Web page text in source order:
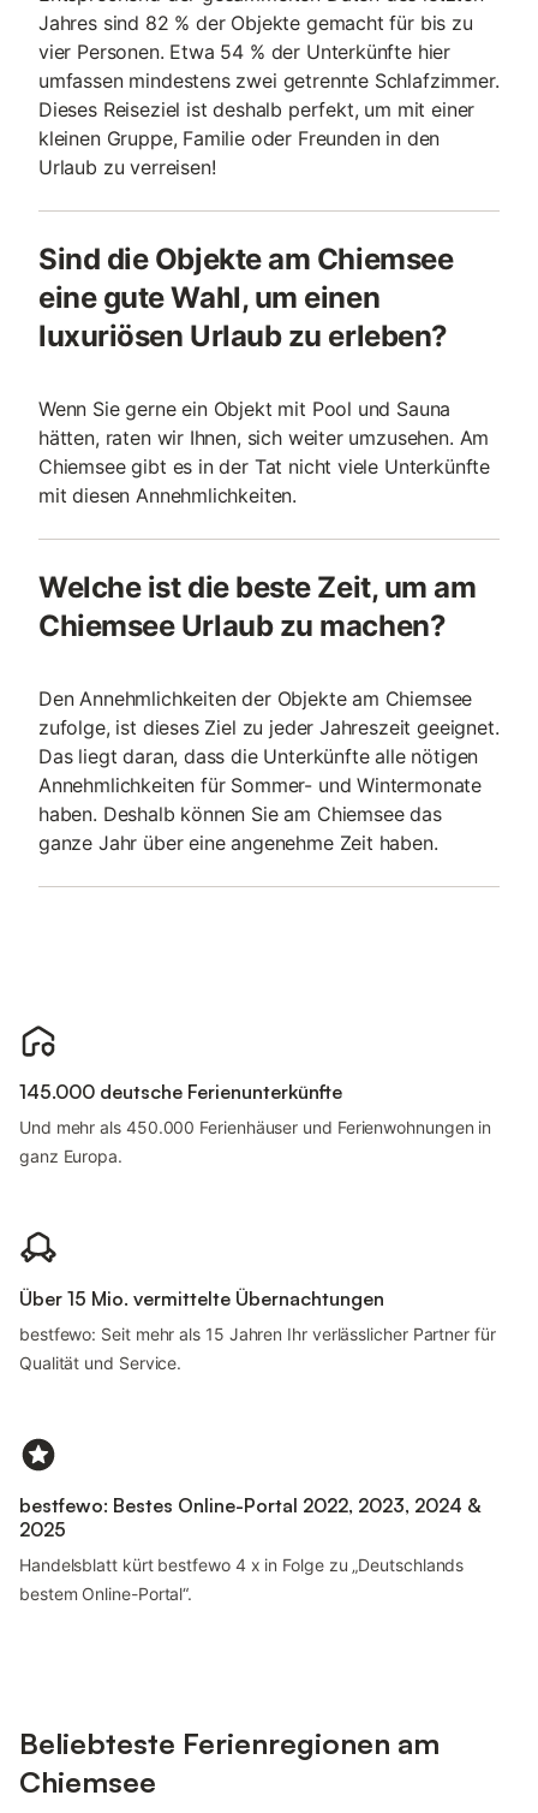
Jahres sind 82 % der Objekte gemacht für bis zu
vier Personen. Etwa 54 % der Unterkünfte hier
umfassen mindestens zwei getrennte Schlafzimmer.
Dieses Reiseziel ist deshalb perfekt, um mit einer
kleinen Gruppe, Familie oder Freunden in den
Urlaub zu verreisen!
Sind die Objekte am Chiemsee
eine gute Wahl, um einen
luxuriösen Urlaub zu erleben?
Wenn Sie gerne ein Objekt mit Pool und Sauna
hätten, raten wir Ihnen, sich weiter umzusehen. Am
Chiemsee gibt es in der Tat nicht viele Unterkünfte
mit diesen Annehmlichkeiten.
Welche ist die beste Zeit, um am
Chiemsee Urlaub zu machen?
Den Annehmlichkeiten der Objekte am Chiemsee
zufolge, ist dieses Ziel zu jeder Jahreszeit geeignet.
Das liegt daran, dass die Unterkünfte alle nötigen
Annehmlichkeiten für Sommer- und Wintermonate
haben. Deshalb können Sie am Chiemsee das
ganze Jahr über eine angenehme Zeit haben.
145.000 deutsche Ferienunterkünfte
Und mehr als 450.000 Ferienhäuser und Ferienwohnungen in
ganz Europa.
Über 15 Mio. vermittelte Übernachtungen
bestfewo: Seit mehr als 15 Jahren Ihr verlässlicher Partner für
Qualität und Service.
bestfewo: Bestes Online-Portal 2022, 2023, 2024 &
2025
Handelsblatt kürt bestfewo 4 x in Folge zu „Deutschlands
bestem Online-Portal“.
Beliebteste Ferienregionen am
Chiemsee